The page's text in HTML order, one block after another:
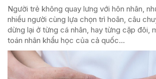
Người trẻ không quay lưng với hôn nhân,
nhiều người cùng lựa chọn trì hoãn, câu
dừng lại ở từng cá nhân, hay từng cặp đôi,
toán nhân khẩu học của cả quốc...